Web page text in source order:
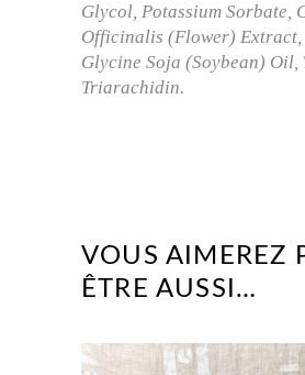
Glycol, Potassium Sorbate,
Officinalis (Flower)
Glycine Soja (Soybean) Oil,
Triarachidin.
VOUS AIMEREZ
ÊTRE AUSSI…